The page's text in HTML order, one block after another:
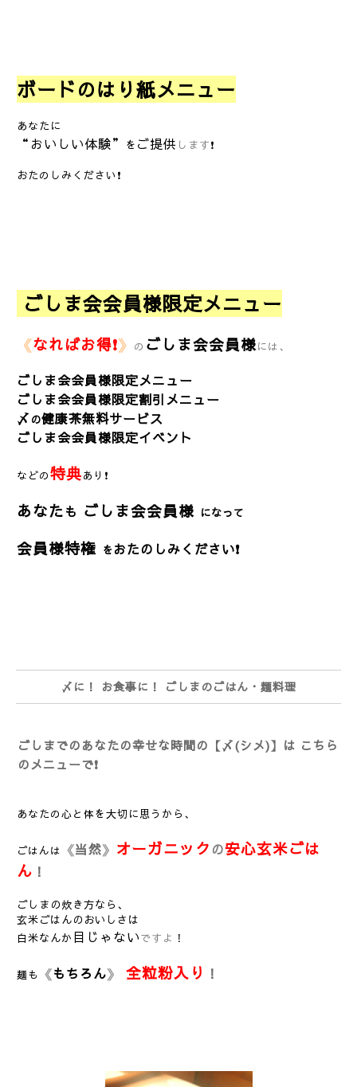
ボードのはり紙メニュー
あなたに
“おいしい体験” を ご提供 します❗
おたのしみください❗
ごしま会会員様限定メニュー
《なればお得❗》 の ごしま会会員様には、
ごしま会会員様限定メニュー
ごしま会会員様限定割引メニュー
〆の健康茶無料サービス
ごしま会会員様限定イベント
などの特典あり❗
あなたも ごしま会会員様 になって
会員様特権 をおたのしみください❗
〆に！ お食事に！ ごしまのごはん・麺料理
ごしまでのあなたの幸せな時間の【〆(シメ)】は こちら
のメニューで❗
あなたの心と体を大切に思うから、
ごはんは 《当然》 オーガニック の安心玄米ごは
ん ！
ごしまの炊き方なら、
玄米ごはんのおいしさは
白米なんか 目 じゃないですよ ！
麺も 《もちろん》 全粒粉入り ！